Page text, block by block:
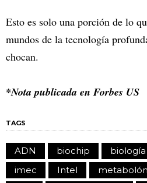
Esto es solo una porción de lo
mundos de la tecnología
chocan.
*Nota publicada en Forbes US
TAGS
ADN biochip
imec
Intel